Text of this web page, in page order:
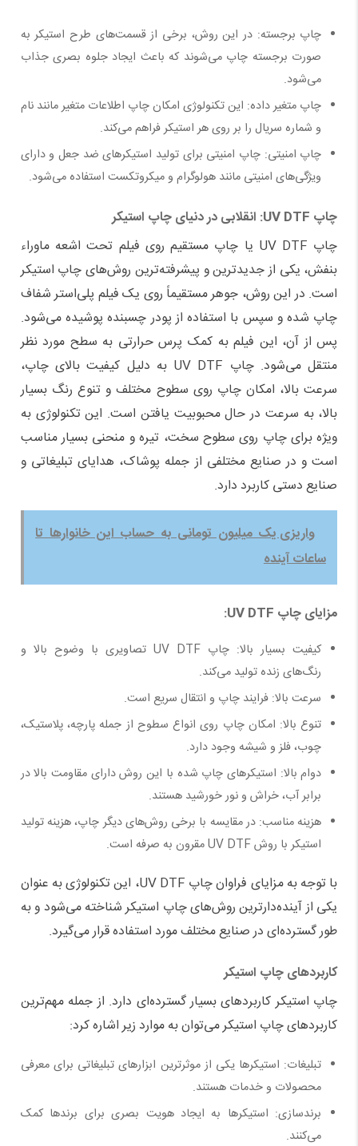
چاپ برجسته: در این روش، برخی از قسمت‌های طرح استیکر به
صورت برجسته چاپ می‌شوند که باعث ایجاد جلوه بصری جذاب
می‌شود.
چاپ متغیر داده: این تکنولوژی امکان چاپ اطلاعات متغیر مانند نام
و شماره سریال را بر روی هر استیکر فراهم می‌کند.
چاپ امنیتی: چاپ امنیتی برای تولید استیکرهای ضد جعل و دارای
ویژگی‌های امنیتی مانند هولوگرام و میکروتکست استفاده می‌شود.
چاپ UV DTF: انقلابی در دنیای چاپ استیکر
چاپ UV DTF یا چاپ مستقیم روی فیلم تحت اشعه ماوراء
بنفش، یکی از جدیدترین و پیشرفته‌ترین روش‌های چاپ استیکر
است. در این روش، جوهر مستقیماً روی یک فیلم پلی‌استر شفاف
چاپ شده و سپس با استفاده از پودر چسبنده پوشیده می‌شود.
پس از آن، این فیلم به کمک پرس حرارتی به سطح مورد نظر
منتقل می‌شود. چاپ UV DTF به دلیل کیفیت بالای چاپ،
سرعت بالا، امکان چاپ روی سطوح مختلف و تنوع رنگ بسیار
بالا، به سرعت در حال محبوبیت یافتن است. این تکنولوژی به
ویژه برای چاپ روی سطوح سخت، تیره و منحنی بسیار مناسب
است و در صنایع مختلفی از جمله پوشاک، هدایای تبلیغاتی و
صنایع دستی کاربرد دارد.
واریزی یک میلیون تومانی به حساب این خانوارها تا
ساعات آینده
مزایای چاپ UV DTF
:
کیفیت بسیار بالا: چاپ UV DTF تصاویری با وضوح بالا و
رنگ‌های زنده تولید می‌کند.
سرعت بالا: فرایند چاپ و انتقال سریع است.
تنوع بالا: امکان چاپ روی انواع سطوح از جمله پارچه، پلاستیک،
چوب، فلز و شیشه وجود دارد.
دوام بالا: استیکرهای چاپ شده با این روش دارای مقاومت بالا در
برابر آب، خراش و نور خورشید هستند.
هزینه مناسب: در مقایسه با برخی روش‌های دیگر چاپ، هزینه تولید
استیکر با روشUV DTFمقرون به صرفه است.
با توجه به مزایای فراوان چاپ UV DTF، این تکنولوژی به عنوان
یکی از آینده‌دارترین روش‌های چاپ استیکر شناخته می‌شود و به
طور گسترده‌ای در صنایع مختلف مورد استفاده قرار می‌گیرد.
کاربردهای چاپ استیکر
چاپ استیکر کاربردهای بسیار گسترده‌ای دارد. از جمله مهم‌ترین
کاربردهای چاپ استیکر می‌توان به موارد زیر اشاره کرد:
تبلیغات: استیکرها یکی از موثرترین ابزارهای تبلیغاتی برای معرفی
محصولات و خدمات هستند.
برندسازی: استیکرها به ایجاد هویت بصری برای برندها کمک
می‌کنند.